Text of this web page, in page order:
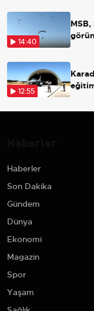
14:40
12:55
Haberler
Son Dakika
Gündem
Dünya
Ekonomi
Magazin
Spor
Yaşam